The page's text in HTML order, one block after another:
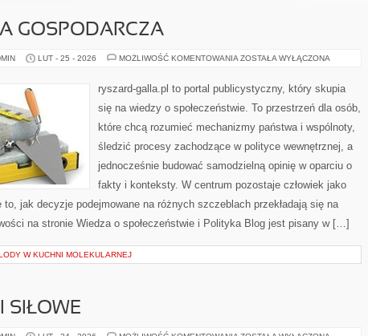
GOSPODARCZA
LUT - 25 - 2026 MOŻLIWOŚĆ KOMENTOWANIA POLITYKA
ZOSTAŁA WYŁĄCZONA
ryszard-galla.pl to portal publicystyczny, który skupia
się na wiedzy o społeczeństwie. To przestrzeń dla osób,
które chcą rozumieć mechanizmy państwa i wspólnoty,
śledzić procesy zachodzące w polityce wewnętrznej, a
jednocześnie budować samodzielną opinię w oparciu o
fakty i konteksty. W centrum pozostaje człowiek jako
jak decyzje podejmowane na różnych szczeblach przekładają się na
na stronie Wiedza o społeczeństwie i Polityka Blog jest pisany w […]
W KUCHNI MOLEKULARNEJ
SIŁOWE